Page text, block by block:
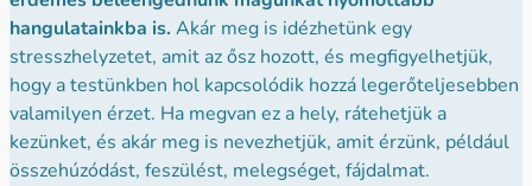
hangulatainkba is. Akár meg is idézhetünk egy
stresszhelyzetet, amit az ősz hozott, és megfigyelhetjük,
hogy a testünkben hol kapcsolódik hozzá legerőteljesebben
valamilyen érzet. Ha megvan ez a hely, rátehetjük a
kezünket, és akár meg is nevezhetjük, amit érzünk, például
összehúzódást, feszülést, melegséget, fájdalmat.